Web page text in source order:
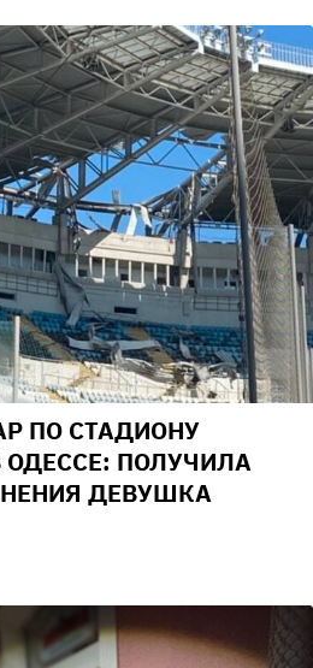
ПО СТАДИОНУ
ПОЛУЧИЛА
ДЕВУШКА